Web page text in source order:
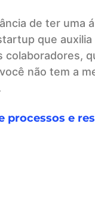
de ter uma
que
colaboradores,
não tem a
processos e